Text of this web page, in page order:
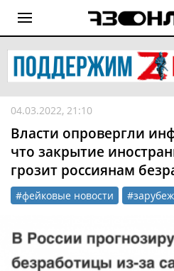
04.03.2022, 21:10
Власти опровергли
что закрытие
грозит россиянам
#фейковые новости